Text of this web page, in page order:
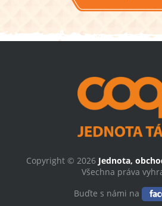
Copyright © 2026 Jednota,
Všechna práva
Buďte s námi na